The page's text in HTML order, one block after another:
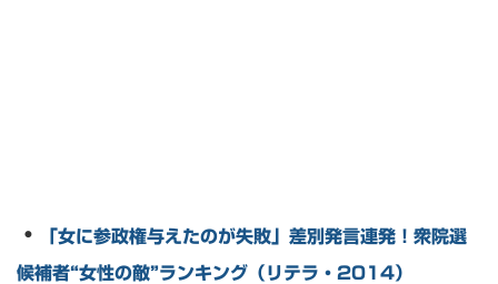
・ 「女に参政権与えたのが失敗」差別発言連発！衆院選
候補者“女性の敵”ランキング（リテラ・2014）